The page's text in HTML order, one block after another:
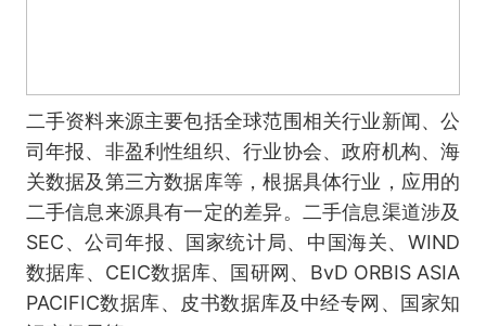
二手资料来源主要包括全球范围相关行业新闻、公
司年报、非盈利性组织、行业协会、政府机构、海
关数据及第三方数据库等，根据具体行业，应用的
二手信息来源具有一定的差异。二手信息渠道涉及
SEC、公司年报、国家统计局、中国海关、WIND
数据库、CEIC数据库、国研网、BvD ORBIS ASIA
PACIFIC数据库、皮书数据库及中经专网、国家知